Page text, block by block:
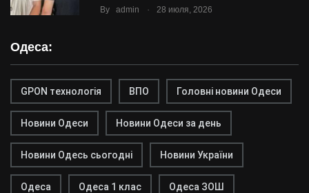
By admin 28 июля, 2026
Одеса:
GPON технологія ВПО Головні новини Одеси
Новини Одеси Новини Одеси за день
Новини Одесь сьогодні Новини України
Одеса Одеса 1 клас Одеса ЗОШ